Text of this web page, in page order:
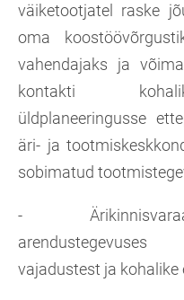
väiketootjatel raske
oma
vahendajaks ja
kontakti
üldplaneeringusse
äri- ja
sobimatud
-
arendustegevuses
vajadustest ja kohalike